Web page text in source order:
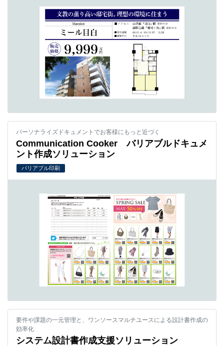
パーソナライズドキュメントでお客様にもっと近づく
Communication Cooker バリアブルドキュメ
ント作成ソリューション
バリアブル印刷
要件や課題の一元管理と、ワンソースマルチユースによる設計書作成の
効率化
システム設計書作成支援ソリューション